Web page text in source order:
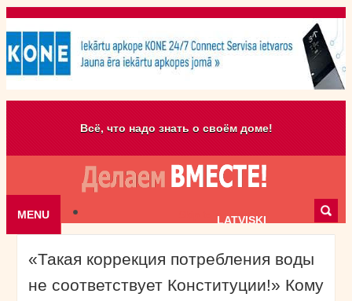
Всё, что надо знать о своём доме!
MENU LATVISKI
Skip to content
«Такая коррекция потребления воды
не соответствует Конституции!» Кому